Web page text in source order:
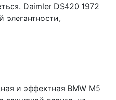
Daimler DS420 1972
элегантности,
и эффектная BMW M5